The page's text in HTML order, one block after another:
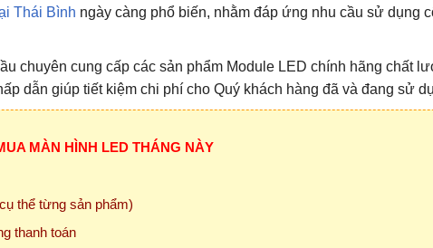
Thái Bình ngày càng phổ biến, nhằm đáp ứng nhu cầu sử dụng
chuyên cung cấp các sản phẩm Module LED chính hãng chất
dẫn giúp tiết kiệm chi phí cho Quý khách hàng đã và đang sử
MÀN HÌNH LED THÁNG NÀY
thể từng sản phẩm)
thanh toán